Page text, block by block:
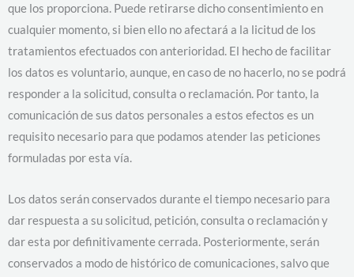
que los proporciona. Puede retirarse dicho consentimiento en
cualquier momento, si bien ello no afectará a la licitud de los
tratamientos efectuados con anterioridad. El hecho de facilitar
los datos es voluntario, aunque, en caso de no hacerlo, no se podrá
responder a la solicitud, consulta o reclamación. Por tanto, la
comunicación de sus datos personales a estos efectos es un
requisito necesario para que podamos atender las peticiones
formuladas por esta vía.
Los datos serán conservados durante el tiempo necesario para
dar respuesta a su solicitud, petición, consulta o reclamación y
dar esta por definitivamente cerrada. Posteriormente, serán
conservados a modo de histórico de comunicaciones, salvo que